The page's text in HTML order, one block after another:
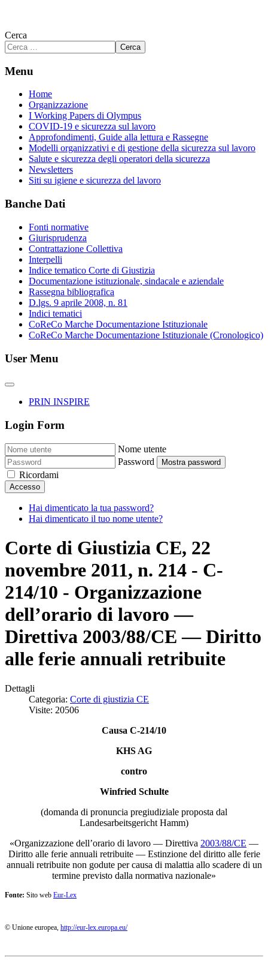
Cerca
Cerca
Menu
Home
Organizzazione
I Working Papers di Olympus
COVID-19 e sicurezza sul lavoro
Approfondimenti, Guide alla lettura e Rassegne
Modelli organizzativi e di gestione della sicurezza sul lavoro
Salute e sicurezza degli operatori della sicurezza
Newsletters
Siti su igiene e sicurezza del lavoro
Banche Dati
Fonti normative
Giurisprudenza
Contrattazione Collettiva
Interpelli
Indice tematico Corte di Giustizia
Documentazione istituzionale, sindacale e aziendale
Rassegna bibliografica
D.lgs. 9 aprile 2008, n. 81
Indici tematici
CoReCo Marche Documentazione Istituzionale
CoReCo Marche Documentazione Istituzionale (Cronologico)
User Menu
PRIN INSPIRE
Login Form
Nome utente
Password
Mostra password
Ricordami
Accesso
Hai dimenticato la tua password?
Hai dimenticato il tuo nome utente?
Corte di Giustizia CE, 22
novembre 2011, n. 214 - C-
214/10 - Organizzazione
dell’orario di lavoro —
Direttiva 2003/88/CE — Diritto
alle ferie annuali retribuite
Dettagli
Categoria: Corte di giustizia CE
Visite: 20506
Causa C‑214/10
KHS AG
contro
Winfried Schulte
(domanda di pronuncia pregiudiziale proposta dal
Landesarbeitsgericht Hamm)
«Organizzazione dell’orario di lavoro — Direttiva 2003/88/CE —
Diritto alle ferie annuali retribuite — Estinzione del diritto alle ferie
annuali retribuite non godute per causa di malattia allo scadere di un
termine previsto dalla normativa nazionale»
Fonte: Sito web Eur-Lex
© Unione europea, http://eur-lex.europa.eu/